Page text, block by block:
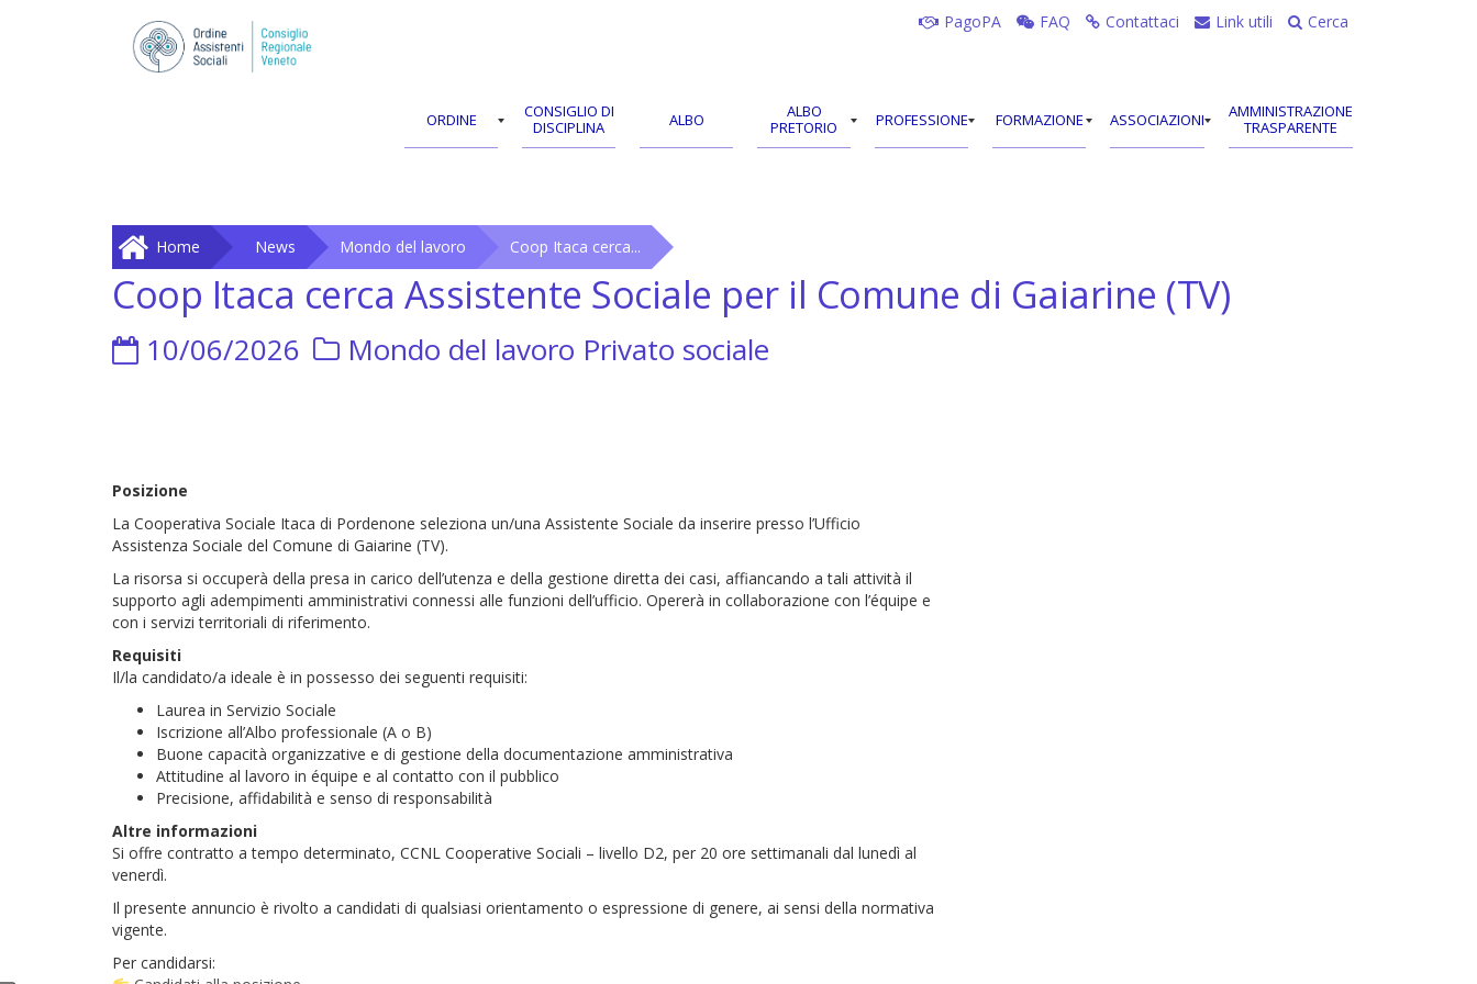
PagoPA FAQ Contattaci Link utili Cerca
ORDINE
CONSIGLIO DI
DISCIPLINA
ALBO
ALBO
PRETORIO
PROFESSIONE FORMAZIONE ASSOCIAZIONI
AMMINISTRAZIONE
TRASPARENTE
Home News Mondo del lavoro Coop Itaca cerca...
Coop Itaca cerca Assistente Sociale per il Comune di Gaiarine (TV)
10/06/2026 Mondo del lavoro Privato sociale
Posizione
La Cooperativa Sociale Itaca di Pordenone seleziona un/una Assistente Sociale da inserire presso l’Ufficio
Assistenza Sociale del Comune di Gaiarine (TV).
La risorsa si occuperà della presa in carico dell’utenza e della gestione diretta dei casi, affiancando a tali attività il
supporto agli adempimenti amministrativi connessi alle funzioni dell’ufficio. Opererà in collaborazione con l’équipe e
con i servizi territoriali di riferimento.
Requisiti
Il/la candidato/a ideale è in possesso dei seguenti requisiti:
Laurea in Servizio Sociale
Iscrizione all’Albo professionale (A o B)
Buone capacità organizzative e di gestione della documentazione amministrativa
Attitudine al lavoro in équipe e al contatto con il pubblico
Precisione, affidabilità e senso di responsabilità
Altre informazioni
Si offre contratto a tempo determinato, CCNL Cooperative Sociali – livello D2, per 20 ore settimanali dal lunedì al
venerdì.
Il presente annuncio è rivolto a candidati di qualsiasi orientamento o espressione di genere, ai sensi della normativa
vigente.
Per candidarsi: